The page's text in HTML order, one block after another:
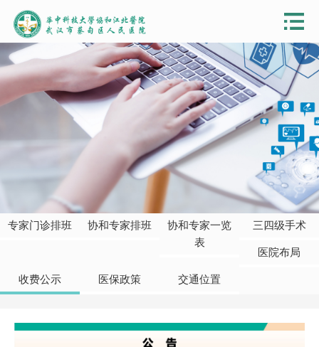
专家门诊排班 协和专家排班
协和专家一览
表
三四级手术
医院布局
收费公示 医保政策 交通位置